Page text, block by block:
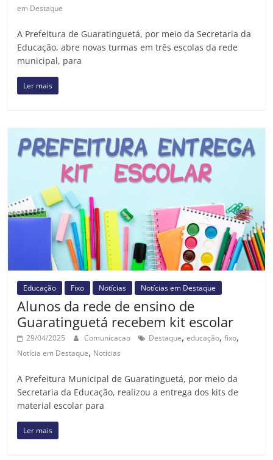
em Destaque
A Prefeitura de Guaratinguetá, por meio da Secretaria da
Educação, abre novas turmas em três escolas da rede
municipal, para
Ler mais
Educação Fixo Notícias Notícias em Destaque
Alunos da rede de ensino de
Guaratinguetá recebem kit escolar
29/04/2025 Comunicacao Destaque,educação,fixo,
Notícia em Destaque, Notícias
A Prefeitura Municipal de Guaratinguetá, por meio da
Secretaria da Educação, realizou a entrega dos kits de
material escolar para
Ler mais